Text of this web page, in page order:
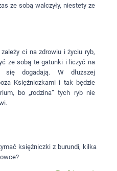
ze sobą walczyły, niestety ze
ci na zdrowiu i życiu ryb,
ze sobą te gatunki i liczyć na
dogadają. W dłuższej
Księżniczkami i tak będzie
bo „rodzina” tych ryb nie
księżniczki z burundi, kilka